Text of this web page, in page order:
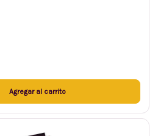
Agregar al carrito